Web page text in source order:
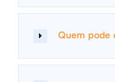
Quem pode